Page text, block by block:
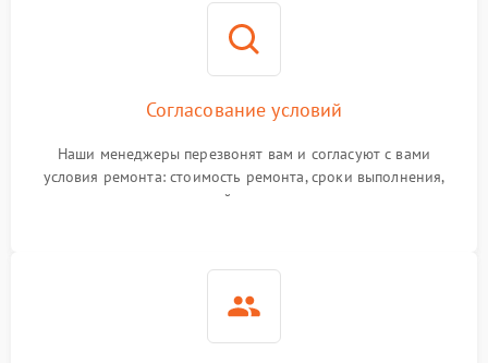
Согласование условий
Наши менеджеры перезвонят вам и согласуют с вами
условия ремонта: стоимость ремонта, сроки выполнения,
гарантийные условия